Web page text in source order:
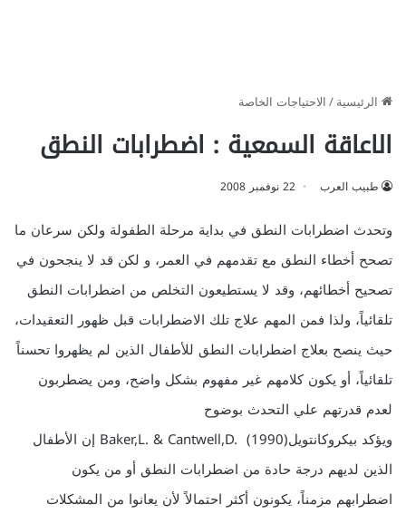
الرئيسية/الاحتياجات الخاصة
الاعاقة السمعية : اضطرابات النطق
طبيب العرب 22 نوفمبر 2008
وتحدث اضطرابات النطق في بداية مرحلة الطفولة ولكن سرعان ما
تصحح أخطاء النطق مع تقدمهم في العمر، و لكن قد لا ينجحون في
تصحيح أخطائهم، وقد لا يستطيعون التخلص من اضطرابات النطق
تلقائياً، ولذا فمن المهم علاج تلك الاضطرابات قبل ظهور التعقيدات،
حيث ينصح بعلاج اضطرابات النطق للأطفال الذين لم يظهروا تحسناً
تلقائياً، أو يكون كلامهم غير مفهوم بشكل واضح، ومن يضطربون
لعدم قدرتهم علي التحدث بوضوح
ويؤكد بيكروكانتويلBaker,L. & Cantwell,D. (1990) إن الأطفال
الذين لديهم درجة حادة من اضطرابات النطق أو من يكون
اضطرابهم مزمناً، يكونون أكثر احتمالاً لأن يعانوا من المشكلات